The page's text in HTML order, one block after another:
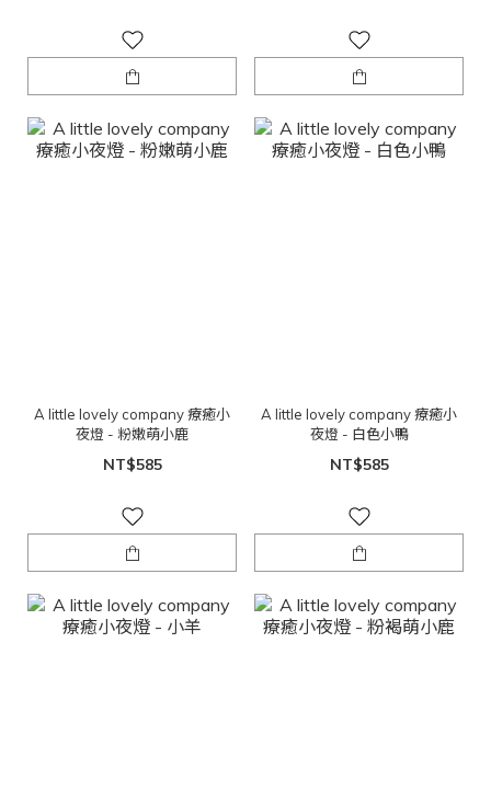
A little lovely company 療癒小
夜燈 - 粉嫩萌小鹿
NT$585
A little lovely company 療癒小
夜燈 - 白色小鴨
NT$585